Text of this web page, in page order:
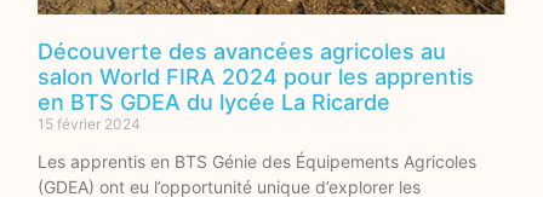
Découverte des avancées agricoles au
salon World FIRA 2024 pour les apprentis
en BTS GDEA du lycée La Ricarde
15 février 2024
Les apprentis en BTS Génie des Équipements Agricoles
(GDEA) ont eu l’opportunité unique d’explorer les